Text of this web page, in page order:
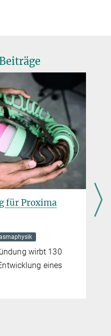
für Proxima
wirbt 130
eines